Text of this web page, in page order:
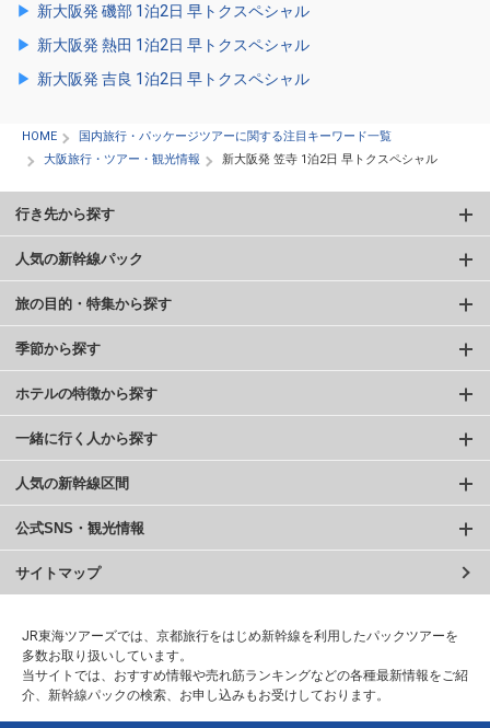
新大阪発 磯部 1泊2日 早トクスペシャル
新大阪発 熱田 1泊2日 早トクスペシャル
新大阪発 吉良 1泊2日 早トクスペシャル
HOME
国内旅行・パッケージツアーに関する注目キーワード一覧
大阪旅行・ツアー・観光情報
新大阪発 笠寺 1泊2日 早トクスペシャル
行き先から探す
人気の新幹線パック
旅の目的・特集から探す
季節から探す
ホテルの特徴から探す
一緒に行く人から探す
人気の新幹線区間
公式SNS・観光情報
サイトマップ
JR東海ツアーズでは、京都旅行をはじめ新幹線を利用したパックツアーを
多数お取り扱いしています。
当サイトでは、おすすめ情報や売れ筋ランキングなどの各種最新情報をご紹
介、新幹線パックの検索、お申し込みもお受けしております。